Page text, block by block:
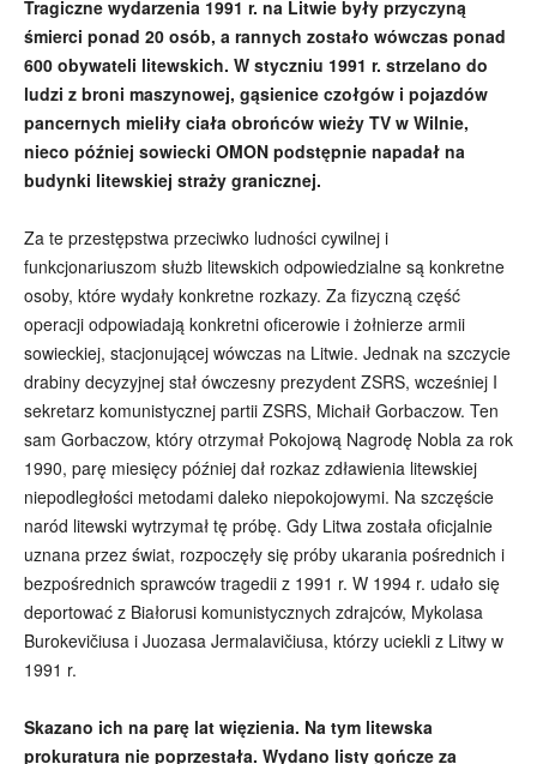
Tragiczne wydarzenia 1991 r. na Litwie były przyczyną
śmierci ponad 20 osób, a rannych zostało wówczas ponad
600 obywateli litewskich. W styczniu 1991 r. strzelano do
ludzi z broni maszynowej, gąsienice czołgów i pojazdów
pancernych mieliły ciała obrońców wieży TV w Wilnie,
nieco później sowiecki OMON podstępnie napadał na
budynki litewskiej straży granicznej.
Za te przestępstwa przeciwko ludności cywilnej i
funkcjonariuszom służb litewskich odpowiedzialne są konkretne
osoby, które wydały konkretne rozkazy. Za fizyczną część
operacji odpowiadają konkretni oficerowie i żołnierze armii
sowieckiej, stacjonującej wówczas na Litwie. Jednak na szczycie
drabiny decyzyjnej stał ówczesny prezydent ZSRS, wcześniej I
sekretarz komunistycznej partii ZSRS, Michaił Gorbaczow. Ten
sam Gorbaczow, który otrzymał Pokojową Nagrodę Nobla za rok
1990, parę miesięcy później dał rozkaz zdławienia litewskiej
niepodległości metodami daleko niepokojowymi. Na szczęście
naród litewski wytrzymał tę próbę. Gdy Litwa została oficjalnie
uznana przez świat, rozpoczęły się próby ukarania pośrednich i
bezpośrednich sprawców tragedii z 1991 r. W 1994 r. udało się
deportować z Białorusi komunistycznych zdrajców, Mykolasa
Burokevičiusa i Juozasa Jermalavičiusa, którzy uciekli z Litwy w
1991 r.
Skazano ich na parę lat więzienia. Na tym litewska
prokuratura nie poprzestała. Wydano listy gończe za